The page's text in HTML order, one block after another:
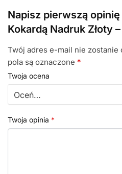
Napisz pierwszą
Kokardą Nadruk Złoty
Twój adres e-mail nie zostanie
pola są oznaczone *
Twoja ocena
Twoja opinia *